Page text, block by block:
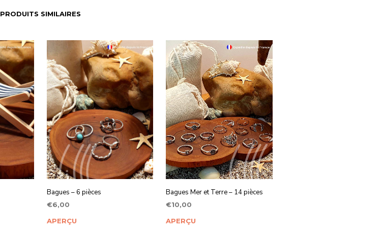
PRODUITS SIMILAIRES
Bagues – 6 pièces
€6,00
AJOUTER AU PANIER
APERÇU
Bagues Mer et Terre – 14 pièces
€10,00
AJOUTER AU PANIER
APERÇU